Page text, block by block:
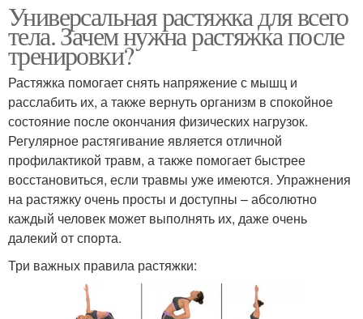
Универсальная растяжка для всего
тела. Зачем нужна растяжка после
тренировки?
Растяжка помогает снять напряжение с мышц и
расслабить их, а также вернуть организм в спокойное
состояние после окончания физических нагрузок.
Регулярное растягивание является отличной
профилактикой травм, а также помогает быстрее
восстановиться, если травмы уже имеются. Упражнения
на растяжку очень просты и доступны – абсолютно
каждый человек может выполнять их, даже очень
далекий от спорта.
Три важных правила растяжки: